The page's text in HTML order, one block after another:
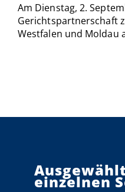
Am Dienstag, 2.
Gerichtspartnerschaft
Westfalen und Moldau
einzelnen